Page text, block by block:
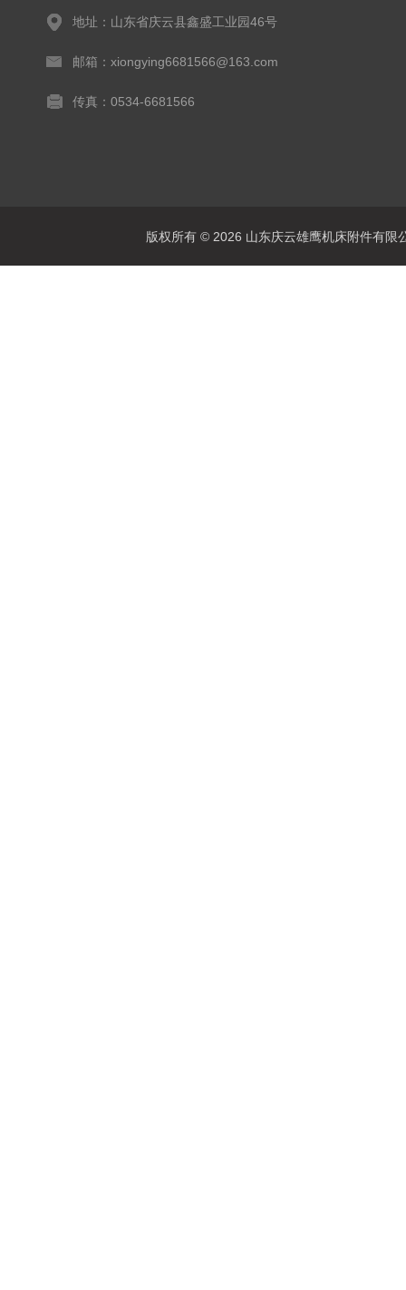
地址：山东省庆云县鑫盛工业园46号
邮箱：xiongying6681566@163.com
传真：0534-6681566
版权所有 © 2026 山东庆云雄鹰机床附件有